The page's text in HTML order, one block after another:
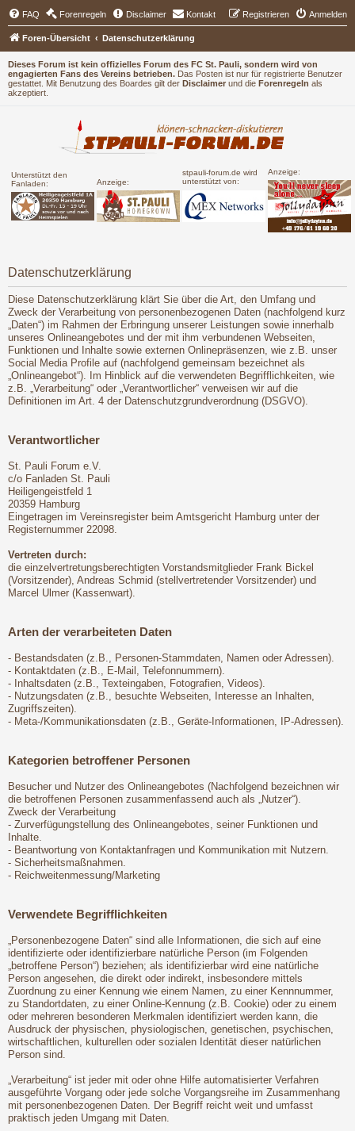
Dieses Forum ist kein offizielles Forum des FC St. Pauli, sondern wird von
engagierten Fans des Vereins betrieben. Das Posten ist nur für registrierte Benutzer
gestattet. Mit Benutzung des Boardes gilt der Disclaimer und die Forenregeln als
akzeptiert.
Unterstützt den
Fanladen:
Anzeige:
stpauli-forum.de wird
unterstützt von:
Anzeige:
FAQ Forenregeln Disclaimer Kontakt Anmelden
Registrieren
Foren-Übersicht Datenschutzerklärung
Datenschutzerklärung
Diese Datenschutzerklärung klärt Sie über die Art, den Umfang und
Zweck der Verarbeitung von personenbezogenen Daten (nachfolgend kurz
„Daten“) im Rahmen der Erbringung unserer Leistungen sowie innerhalb
unseres Onlineangebotes und der mit ihm verbundenen Webseiten,
Funktionen und Inhalte sowie externen Onlinepräsenzen, wie z.B. unser
Social Media Profile auf (nachfolgend gemeinsam bezeichnet als
„Onlineangebot“). Im Hinblick auf die verwendeten Begrifflichkeiten, wie
z.B. „Verarbeitung“ oder „Verantwortlicher“ verweisen wir auf die
Definitionen im Art. 4 der Datenschutzgrundverordnung (DSGVO).
Verantwortlicher
St. Pauli Forum e.V.
c/o Fanladen St. Pauli
Heiligengeistfeld 1
20359 Hamburg
Eingetragen im Vereinsregister beim Amtsgericht Hamburg unter der
Registernummer 22098.
Vertreten durch:
die einzelvertretungsberechtigten Vorstandsmitglieder Frank Bickel
(Vorsitzender), Andreas Schmid (stellvertretender Vorsitzender) und
Marcel Ulmer (Kassenwart).
Arten der verarbeiteten Daten
- Bestandsdaten (z.B., Personen-Stammdaten, Namen oder Adressen).
- Kontaktdaten (z.B., E-Mail, Telefonnummern).
- Inhaltsdaten (z.B., Texteingaben, Fotografien, Videos).
- Nutzungsdaten (z.B., besuchte Webseiten, Interesse an Inhalten,
Zugriffszeiten).
- Meta-/Kommunikationsdaten (z.B., Geräte-Informationen, IP-Adressen).
Kategorien betroffener Personen
Besucher und Nutzer des Onlineangebotes (Nachfolgend bezeichnen wir
die betroffenen Personen zusammenfassend auch als „Nutzer“).
Zweck der Verarbeitung
- Zurverfügungstellung des Onlineangebotes, seiner Funktionen und
Inhalte.
- Beantwortung von Kontaktanfragen und Kommunikation mit Nutzern.
- Sicherheitsmaßnahmen.
- Reichweitenmessung/Marketing
Verwendete Begrifflichkeiten
„Personenbezogene Daten“ sind alle Informationen, die sich auf eine
identifizierte oder identifizierbare natürliche Person (im Folgenden
„betroffene Person“) beziehen; als identifizierbar wird eine natürliche
Person angesehen, die direkt oder indirekt, insbesondere mittels
Zuordnung zu einer Kennung wie einem Namen, zu einer Kennnummer,
zu Standortdaten, zu einer Online-Kennung (z.B. Cookie) oder zu einem
oder mehreren besonderen Merkmalen identifiziert werden kann, die
Ausdruck der physischen, physiologischen, genetischen, psychischen,
wirtschaftlichen, kulturellen oder sozialen Identität dieser natürlichen
Person sind.
„Verarbeitung“ ist jeder mit oder ohne Hilfe automatisierter Verfahren
ausgeführte Vorgang oder jede solche Vorgangsreihe im Zusammenhang
mit personenbezogenen Daten. Der Begriff reicht weit und umfasst
praktisch jeden Umgang mit Daten.